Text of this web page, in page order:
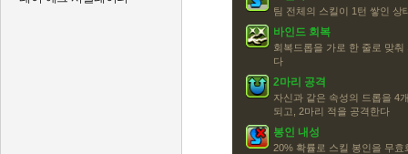
팀 전체의 스킬이 1턴 쌓인 상
바인드 회복
회복드롭을 가로 한 줄로 맞
다
2마리 공격
자신과 같은 속성의 드롭을 4
되고, 2마리 적을 공격한다
봉인 내성
20% 확률로 스킬 봉인을 무효